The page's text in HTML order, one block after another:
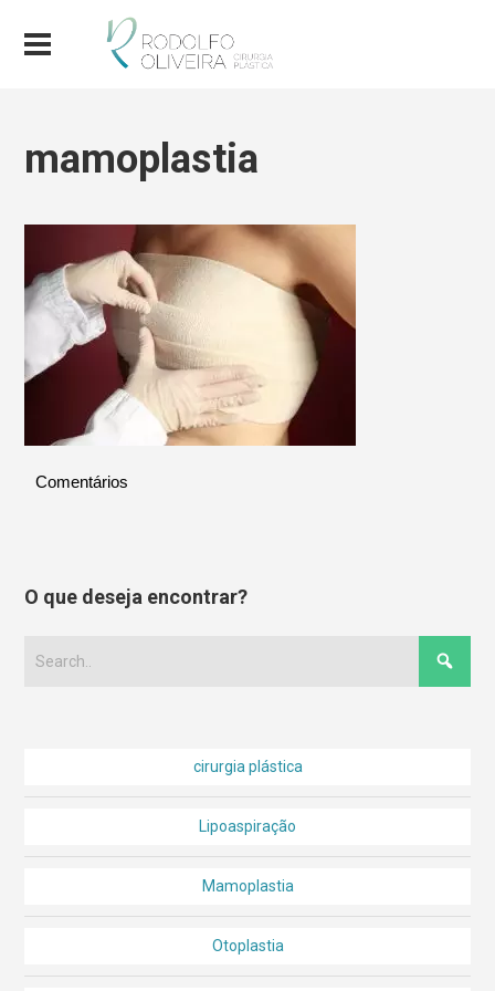
mamoplastia
Comentários
O que deseja encontrar?
cirurgia plástica
Lipoaspiração
Mamoplastia
Otoplastia